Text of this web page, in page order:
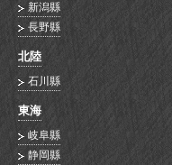
新潟縣
長野縣
北陸
石川縣
東海
岐阜縣
静岡縣